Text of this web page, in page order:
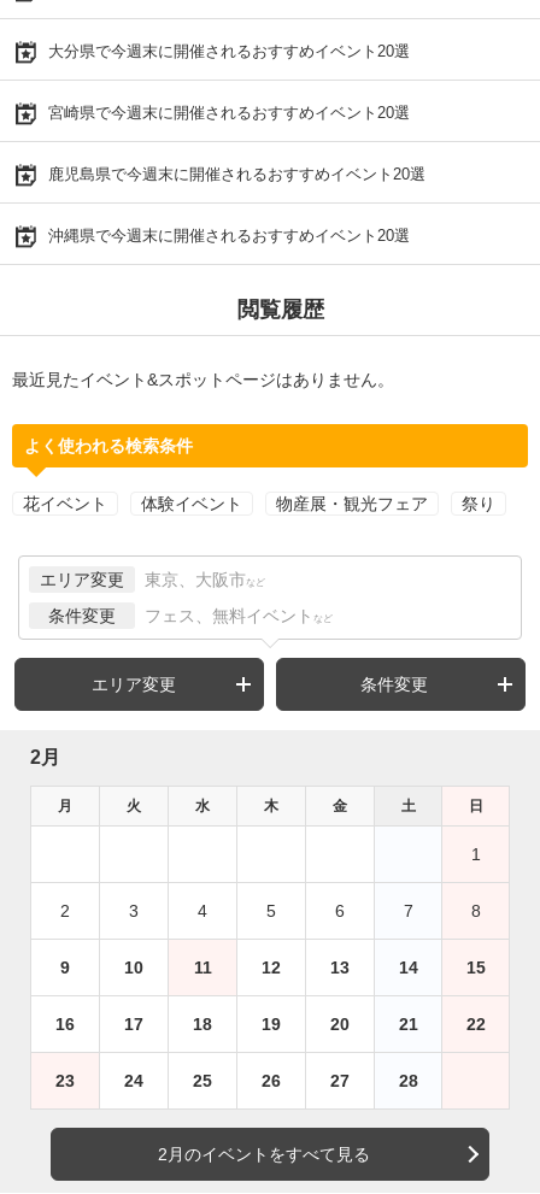
大分県で今週末に開催されるおすすめイベント20選
宮崎県で今週末に開催されるおすすめイベント20選
鹿児島県で今週末に開催されるおすすめイベント20選
沖縄県で今週末に開催されるおすすめイベント20選
閲覧履歴
最近見たイベント&スポットページはありません。
よく使われる検索条件
花イベント 体験イベント 物産展・観光フェア 祭り
エリア変更 東京、大阪市 など
条件変更 フェス、無料イベント など
エリア変更 条件変更
2月
月 火 水 木 金 土 日
1
2 3 4 5 6 7 8
9 10 11 12 13 14 15
16 17 18 19 20 21 22
23 24 25 26 27 28
2月のイベントをすべて見る